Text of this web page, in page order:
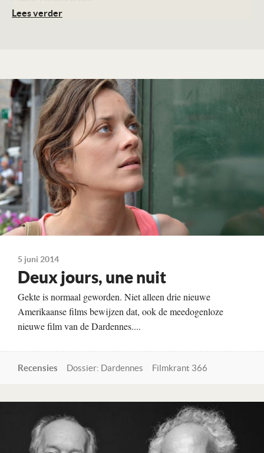
Art direction
Pili Groyne
Kleur, 95 minuten
Distributie
Cinéart
Te zien
vanaf 19 juni
Lees verder
5 juni 2014
Deux jours, une nuit
Gekte is normaal geworden. Niet alleen drie nieuwe
Amerikaanse films bewijzen dat, ook de meedogenloze
nieuwe film van de Dardennes....
Recensies Dossier: Dardennes Filmkrant 366
Lees verder